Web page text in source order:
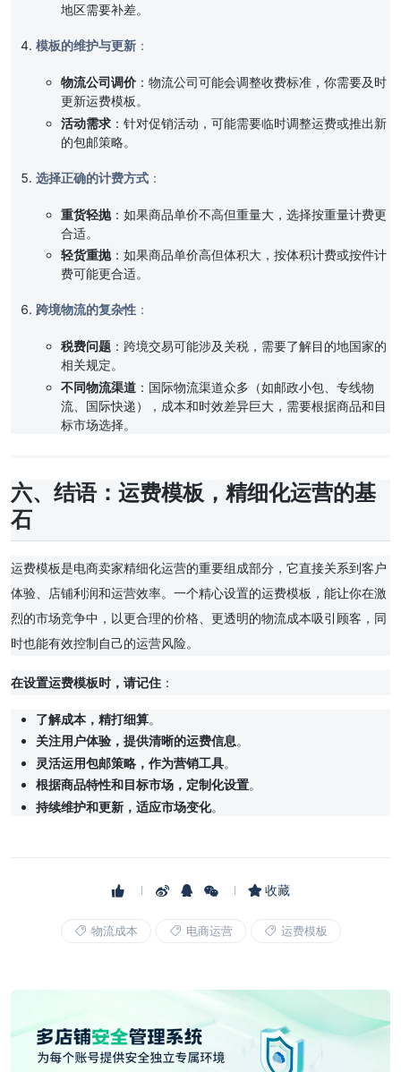
地区需要补差。
模板的维护与更新 ：
物流公司调价 ：物流公司可能会调整收费标准，你需要及时
更新运费模板。
活动需求 ：针对促销活动，可能需要临时调整运费或推出新
的包邮策略。
选择正确的计费方式 ：
重货轻抛：如果商品单价不高但重量大，选择按重量计费更
合适。
轻货重抛：如果商品单价高但体积大，按体积计费或按件计
费可能更合适。
跨境物流的复杂性 ：
税费问题 ：跨境交易可能涉及关税，需要了解目的地国家的
相关规定。
不同物流渠道 ：国际物流渠道众多（如邮政小包、专线物
流、国际快递），成本和时效差异巨大，需要根据商品和目
标市场选择。
六、结语：运费模板，精细化运营的基
石
运费模板是电商卖家精细化运营的重要组成部分，它直接关系到客户
体验、店铺利润和运营效率。一个精心设置的运费模板，能让你在激
烈的市场竞争中，以更合理的价格、更透明的物流成本吸引顾客，同
时也能有效控制自己的运营风险。
在设置运费模板时，请记住 ：
了解成本，精打细算。
关注用户体验，提供清晰的运费信息。
灵活运用包邮策略，作为营销工具。
根据商品特性和目标市场，定制化设置。
持续维护和更新，适应市场变化。
收藏
物流成本 电商运营 运费模板